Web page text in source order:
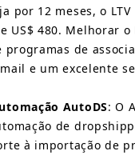
por 12 meses, o LTV
US$ 480. Melhorar o
de
e um excelente
AutoDS: O
de
à importação de